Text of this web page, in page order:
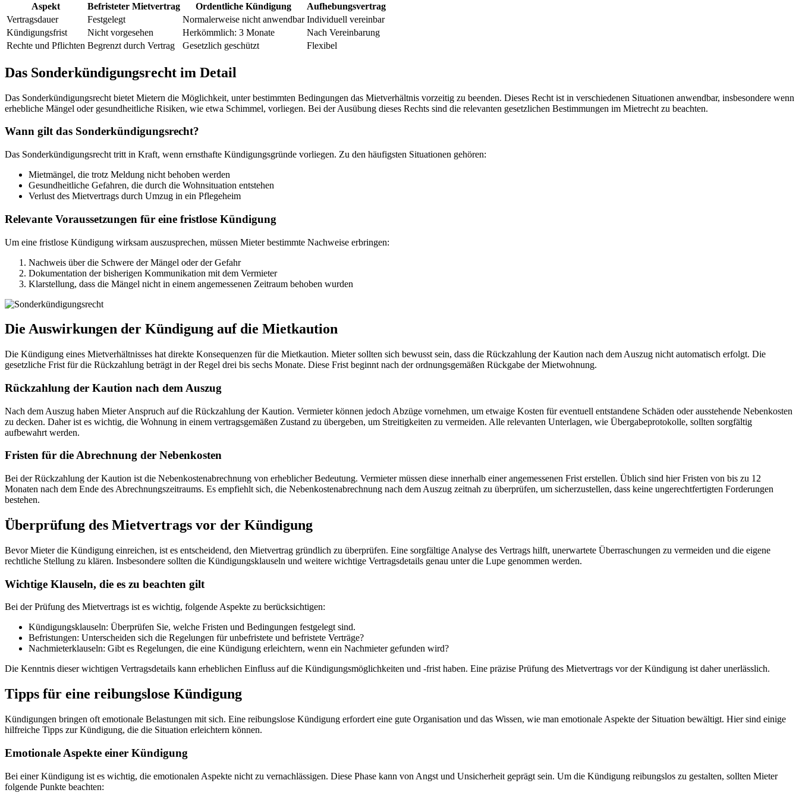
Aspekt Befristeter Mietvertrag Ordentliche Kündigung
Aufhebungsvertrag
Vertragsdauer
Festgelegt Normalerweise nicht anwendbar Individuell vereinbar
Kündigungsfrist
Nicht vorgesehen Herkömmlich: 3 Monate
Nach Vereinbarung
Rechte und Pflichten Begrenzt durch Vertrag Gesetzlich geschützt Flexibel
Das Sonderkündigungsrecht im Detail
Das Sonderkündigungsrecht bietet Mietern die Möglichkeit, unter bestimmten Bedingungen das Mietverhältnis vorzeitig zu beenden. Dieses Recht ist in verschiedenen Situationen anwendbar, insbesondere wenn
erhebliche Mängel oder gesundheitliche Risiken, wie etwa Schimmel, vorliegen. Bei der Ausübung dieses Rechts sind die relevanten gesetzlichen Bestimmungen im Mietrecht zu beachten.
Wann gilt das Sonderkündigungsrecht?
Das Sonderkündigungsrecht tritt in Kraft, wenn ernsthafte Kündigungsgründe vorliegen. Zu den häufigsten Situationen gehören:
Mietmängel, die trotz Meldung nicht behoben werden
Gesundheitliche Gefahren, die durch die Wohnsituation entstehen
Verlust des Mietvertrags durch Umzug in ein Pflegeheim
Relevante Voraussetzungen für eine fristlose Kündigung
Um eine fristlose Kündigung wirksam auszusprechen, müssen Mieter bestimmte Nachweise erbringen:
Nachweis über die Schwere der Mängel oder der Gefahr
Dokumentation der bisherigen Kommunikation mit dem Vermieter
Klarstellung, dass die Mängel nicht in einem angemessenen Zeitraum behoben wurden
Die Auswirkungen der Kündigung auf die Mietkaution
Die Kündigung eines Mietverhältnisses hat direkte Konsequenzen für die Mietkaution. Mieter sollten sich bewusst sein, dass die Rückzahlung der Kaution nach dem Auszug nicht automatisch erfolgt. Die
gesetzliche Frist für die Rückzahlung beträgt in der Regel drei bis sechs Monate. Diese Frist beginnt nach der ordnungsgemäßen Rückgabe der Mietwohnung.
Rückzahlung der Kaution nach dem Auszug
Nach dem Auszug haben Mieter Anspruch auf die Rückzahlung der Kaution. Vermieter können jedoch Abzüge vornehmen, um etwaige Kosten für eventuell entstandene Schäden oder ausstehende Nebenkosten
zu decken. Daher ist es wichtig, die Wohnung in einem vertragsgemäßen Zustand zu übergeben, um Streitigkeiten zu vermeiden. Alle relevanten Unterlagen, wie Übergabeprotokolle, sollten sorgfältig
aufbewahrt werden.
Fristen für die Abrechnung der Nebenkosten
Bei der Rückzahlung der Kaution ist die Nebenkostenabrechnung von erheblicher Bedeutung. Vermieter müssen diese innerhalb einer angemessenen Frist erstellen. Üblich sind hier Fristen von bis zu 12
Monaten nach dem Ende des Abrechnungszeitraums. Es empfiehlt sich, die Nebenkostenabrechnung nach dem Auszug zeitnah zu überprüfen, um sicherzustellen, dass keine ungerechtfertigten Forderungen
bestehen.
Überprüfung des Mietvertrags vor der Kündigung
Bevor Mieter die Kündigung einreichen, ist es entscheidend, den Mietvertrag gründlich zu überprüfen. Eine sorgfältige Analyse des Vertrags hilft, unerwartete Überraschungen zu vermeiden und die eigene
rechtliche Stellung zu klären. Insbesondere sollten die Kündigungsklauseln und weitere wichtige Vertragsdetails genau unter die Lupe genommen werden.
Wichtige Klauseln, die es zu beachten gilt
Bei der Prüfung des Mietvertrags ist es wichtig, folgende Aspekte zu berücksichtigen:
Kündigungsklauseln: Überprüfen Sie, welche Fristen und Bedingungen festgelegt sind.
Befristungen: Unterscheiden sich die Regelungen für unbefristete und befristete Verträge?
Nachmieterklauseln: Gibt es Regelungen, die eine Kündigung erleichtern, wenn ein Nachmieter gefunden wird?
Die Kenntnis dieser wichtigen Vertragsdetails kann erheblichen Einfluss auf die Kündigungsmöglichkeiten und -frist haben. Eine präzise Prüfung des Mietvertrags vor der Kündigung ist daher unerlässlich.
Tipps für eine reibungslose Kündigung
Kündigungen bringen oft emotionale Belastungen mit sich. Eine reibungslose Kündigung erfordert eine gute Organisation und das Wissen, wie man emotionale Aspekte der Situation bewältigt. Hier sind einige
hilfreiche Tipps zur Kündigung, die die Situation erleichtern können.
Emotionale Aspekte einer Kündigung
Bei einer Kündigung ist es wichtig, die emotionalen Aspekte nicht zu vernachlässigen. Diese Phase kann von Angst und Unsicherheit geprägt sein. Um die Kündigung reibungslos zu gestalten, sollten Mieter
folgende Punkte beachten: